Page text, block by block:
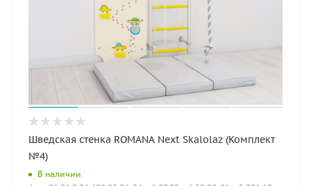
Шведская стенка ROMANA Next Skalolaz (Комплект
№4)
В наличии